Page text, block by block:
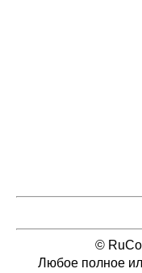
©
Любое полное